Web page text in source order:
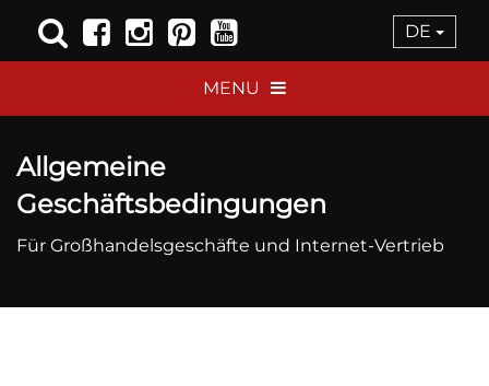
DE
MENU
Allgemeine
Geschäftsbedingungen
Für Großhandelsgeschäfte und Internet-Vertrieb